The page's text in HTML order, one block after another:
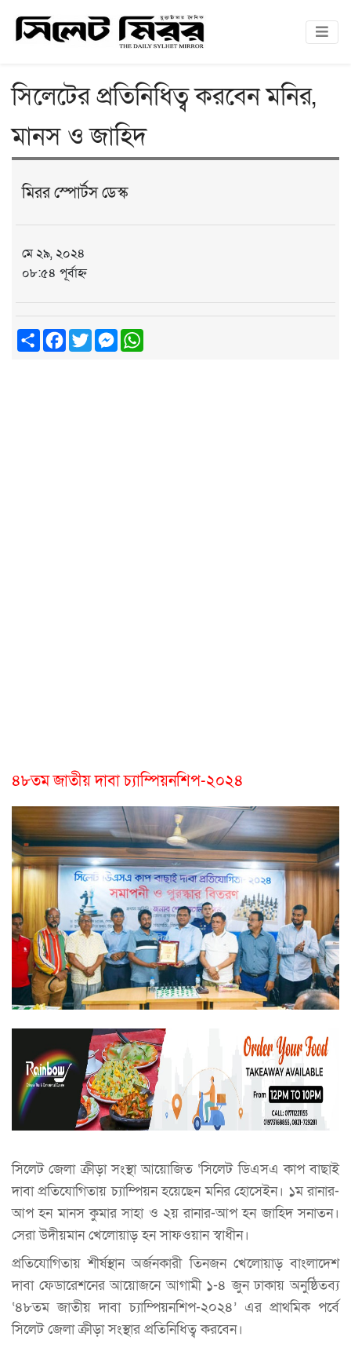
সিলেটের প্রতিনিধিত্ব করবেন মনির,
মানস ও জাহিদ
মিরর স্পোর্টস ডেস্ক
মে ২৯, ২০২৪
০৮:৫৪ পূর্বাহ্ন
ShareFacebook
TwitterMessenger
৪৮তম জাতীয় দাবা চ্যাম্পিয়নশিপ-২০২৪
সিলেট জেলা ক্রীড়া সংস্থা আয়োজিত ‘সিলেট ডিএসএ কাপ বাছাই
দাবা প্রতিযোগিতায় চ্যাম্পিয়ন হয়েছেন মনির হোসেইন। ১ম রানার-
আপ হন মানস কুমার সাহা ও ২য় রানার-আপ হন জাহিদ সনাতন।
সেরা উদীয়মান খেলোয়াড় হন সাফওয়ান স্বাধীন।
প্রতিযোগিতায় শীর্ষস্থান অর্জনকারী তিনজন খেলোয়াড় বাংলাদেশ
দাবা ফেডারেশনের আয়োজনে আগামী ১-৪ জুন ঢাকায় অনুষ্ঠিতব্য
‘৪৮তম জাতীয় দাবা চ্যাম্পিয়নশিপ-২০২৪’ এর প্রাথমিক পর্বে
সিলেট জেলা ক্রীড়া সংস্থার প্রতিনিধিত্ব করবেন।